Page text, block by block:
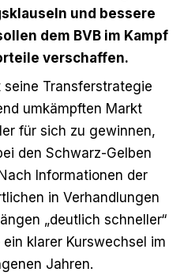
und bessere
dem BVB im Kampf
verschaffen.
Transferstrategie
umkämpften Markt
für sich zu gewinnen,
den Schwarz-Gelben
Informationen der
in Verhandlungen
„deutlich schneller“
klarer Kurswechsel im
Jahren.